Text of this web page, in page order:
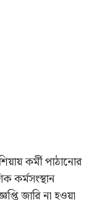
কর্মী পাঠানোর
কর্মসংস্থান
জারি না হওয়া